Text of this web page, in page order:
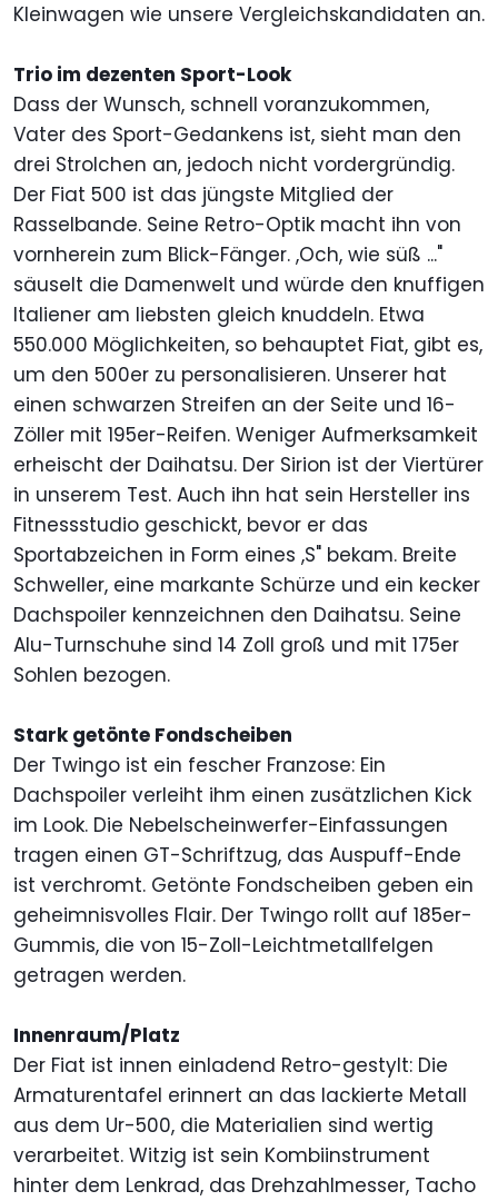
Kleinwagen wie unsere Vergleichskandidaten an.
Trio im dezenten Sport-Look
Dass der Wunsch, schnell voranzukommen,
Vater des Sport-Gedankens ist, sieht man den
drei Strolchen an, jedoch nicht vordergründig.
Der Fiat 500 ist das jüngste Mitglied der
Rasselbande. Seine Retro-Optik macht ihn von
vornherein zum Blick-Fänger. ,Och, wie süß ..."
säuselt die Damenwelt und würde den knuffigen
Italiener am liebsten gleich knuddeln. Etwa
550.000 Möglichkeiten, so behauptet Fiat, gibt es,
um den 500er zu personalisieren. Unserer hat
einen schwarzen Streifen an der Seite und 16-
Zöller mit 195er-Reifen. Weniger Aufmerksamkeit
erheischt der Daihatsu. Der Sirion ist der Viertürer
in unserem Test. Auch ihn hat sein Hersteller ins
Fitnessstudio geschickt, bevor er das
Sportabzeichen in Form eines ,S" bekam. Breite
Schweller, eine markante Schürze und ein kecker
Dachspoiler kennzeichnen den Daihatsu. Seine
Alu-Turnschuhe sind 14 Zoll groß und mit 175er
Sohlen bezogen.
Stark getönte Fondscheiben
Der Twingo ist ein fescher Franzose: Ein
Dachspoiler verleiht ihm einen zusätzlichen Kick
im Look. Die Nebelscheinwerfer-Einfassungen
tragen einen GT-Schriftzug, das Auspuff-Ende
ist verchromt. Getönte Fondscheiben geben ein
geheimnisvolles Flair. Der Twingo rollt auf 185er-
Gummis, die von 15-Zoll-Leichtmetallfelgen
getragen werden.
Innenraum/Platz
Der Fiat ist innen einladend Retro-gestylt: Die
Armaturentafel erinnert an das lackierte Metall
aus dem Ur-500, die Materialien sind wertig
verarbeitet. Witzig ist sein Kombiinstrument
hinter dem Lenkrad, das Drehzahlmesser, Tacho